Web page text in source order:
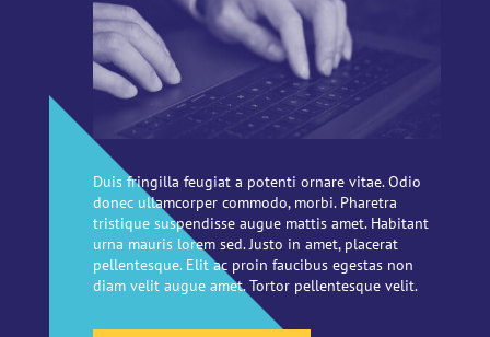
Duis fringilla feugiat a potenti ornare vitae. Odio
donec ullamcorper commodo, morbi. Pharetra
tristique suspendisse augue mattis amet. Habitant
urna mauris lorem sed. Justo in amet, placerat
pellentesque. Elit ac proin faucibus egestas non
diam velit augue amet. Tortor pellentesque velit.